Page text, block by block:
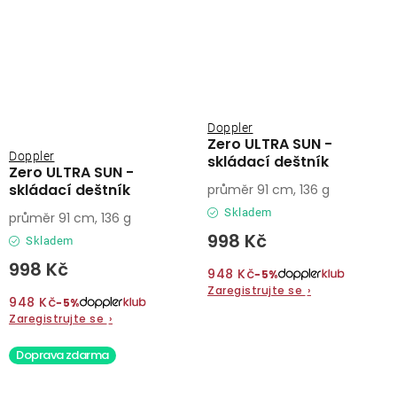
Zero ULTRA SUN -
skládací deštník
Doppler
Skladem
998 Kč
948 Kč−5%
Zaregistrujte se ›
průměr 91 cm, 136 g
Zero ULTRA SUN -
skládací deštník
Doppler
Skladem
998 Kč
948 Kč−5%
Zaregistrujte se ›
průměr 91 cm, 136 g
Doprava zdarma